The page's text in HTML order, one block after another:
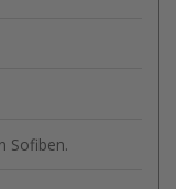
Sofiben.